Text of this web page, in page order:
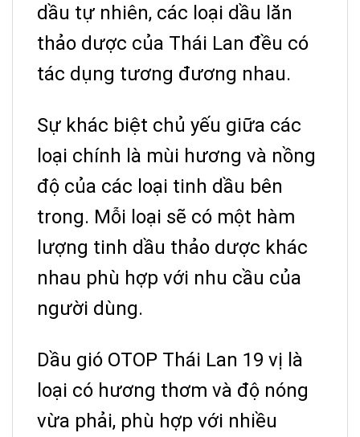
dầu tự nhiên, các loại dầu lăn
thảo dược của Thái Lan đều có
tác dụng tương đương nhau.
Sự khác biệt chủ yếu giữa các
loại chính là mùi hương và nồng
độ của các loại tinh dầu bên
trong. Mỗi loại sẽ có một hàm
lượng tinh dầu thảo dược khác
nhau phù hợp với nhu cầu của
người dùng.
Dầu gió OTOP Thái Lan 19 vị là
loại có hương thơm và độ nóng
vừa phải, phù hợp với nhiều